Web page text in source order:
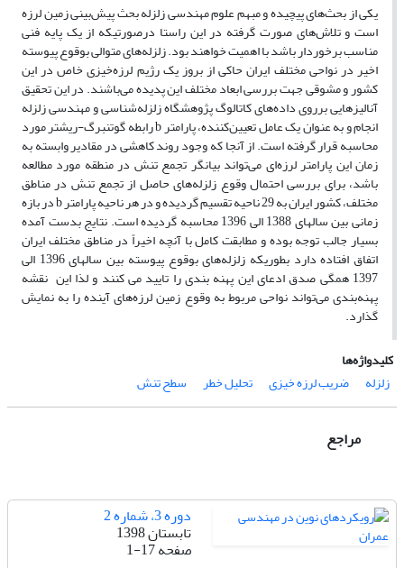
یکی از بحث‌های پیچیده و مبهم علوم مهندسی زلزله بحث پیش‌بینی زمین لرزه
است و تلاش‌های صورت گرفته در این راستا درصورتیکه از یک پایه فنی
مناسب برخوردار باشد با اهمیت خواهند بود. زلزله‌های متوالی بوقوع پیوسته
اخیر در نواحی مختلف ایران حاکی از بروز یک رژیم لرزه‌خیزی خاص در این
کشور و مشوقی جهت بررسی ابعاد مختلف این پدیده می‌باشند. در این تحقیق
آنالیزهایی برروی داده‌های کاتالوگ پژوهشگاه زلزله‌شناسی و مهندسی زلزله
انجام و به عنوان یک عامل تعیین‌کننده، پارامتر b رابطه گوتنبرگ-ریشتر مورد
محاسبه قرار گرفته است. از آنجا که وجود روند کاهشی در مقادیر وابسته به
زمان این پارامتر لرزه‌ای می‌تواند بیانگر تجمع تنش در منطقه مورد مطالعه
باشد، برای بررسی احتمال وقوع زلزله‌های حاصل از تجمع تنش در مناطق
مختلف، کشور ایران به 29 ناحیه تقسیم گردیده و در هر ناحیه پارامتر b در بازه
زمانی بین سالهای 1388 الی 1396 محاسبه گردیده است. نتایج بدست آمده
بسیار جالب توجه بوده و مطابقت کامل با آنچه اخیراً در مناطق مختلف ایران
اتفاق افتاده دارد بطوریکه زلزله‌های بوقوع پیوسته بین سالهای 1396 الی
1397 همگی صدق ادعای این پهنه بندی را تایید می کنند و لذا این نقشه
پهنه‌بندی می‌تواند نواحی مربوط به وقوع زمین لرزه‌های آینده را به نمایش
گذارد.
کلیدواژه‌ها
زلزله
ضریب لرزه خیزی تحلیل خطر سطح تنش
مراجع
دوره 3، شماره 2
تابستان 1398
صفحه1-17